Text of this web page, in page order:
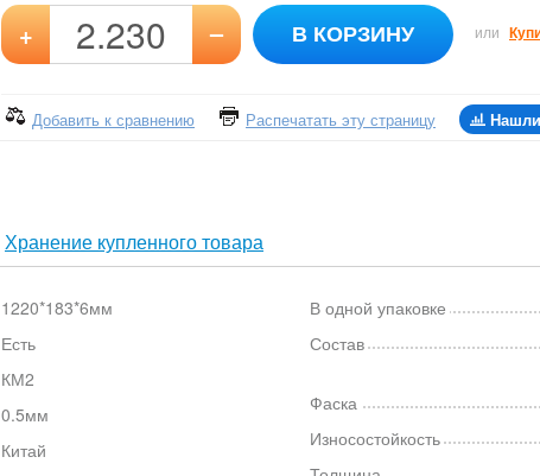
+ – В КОРЗИНУ или
Добавить к сравнению Распечатать эту страницу
Хранение купленного товара
1220*183*6мм
Есть
КМ2
0.5мм
Китай
В одной упаковке
Состав
Фаска
Износостойкость